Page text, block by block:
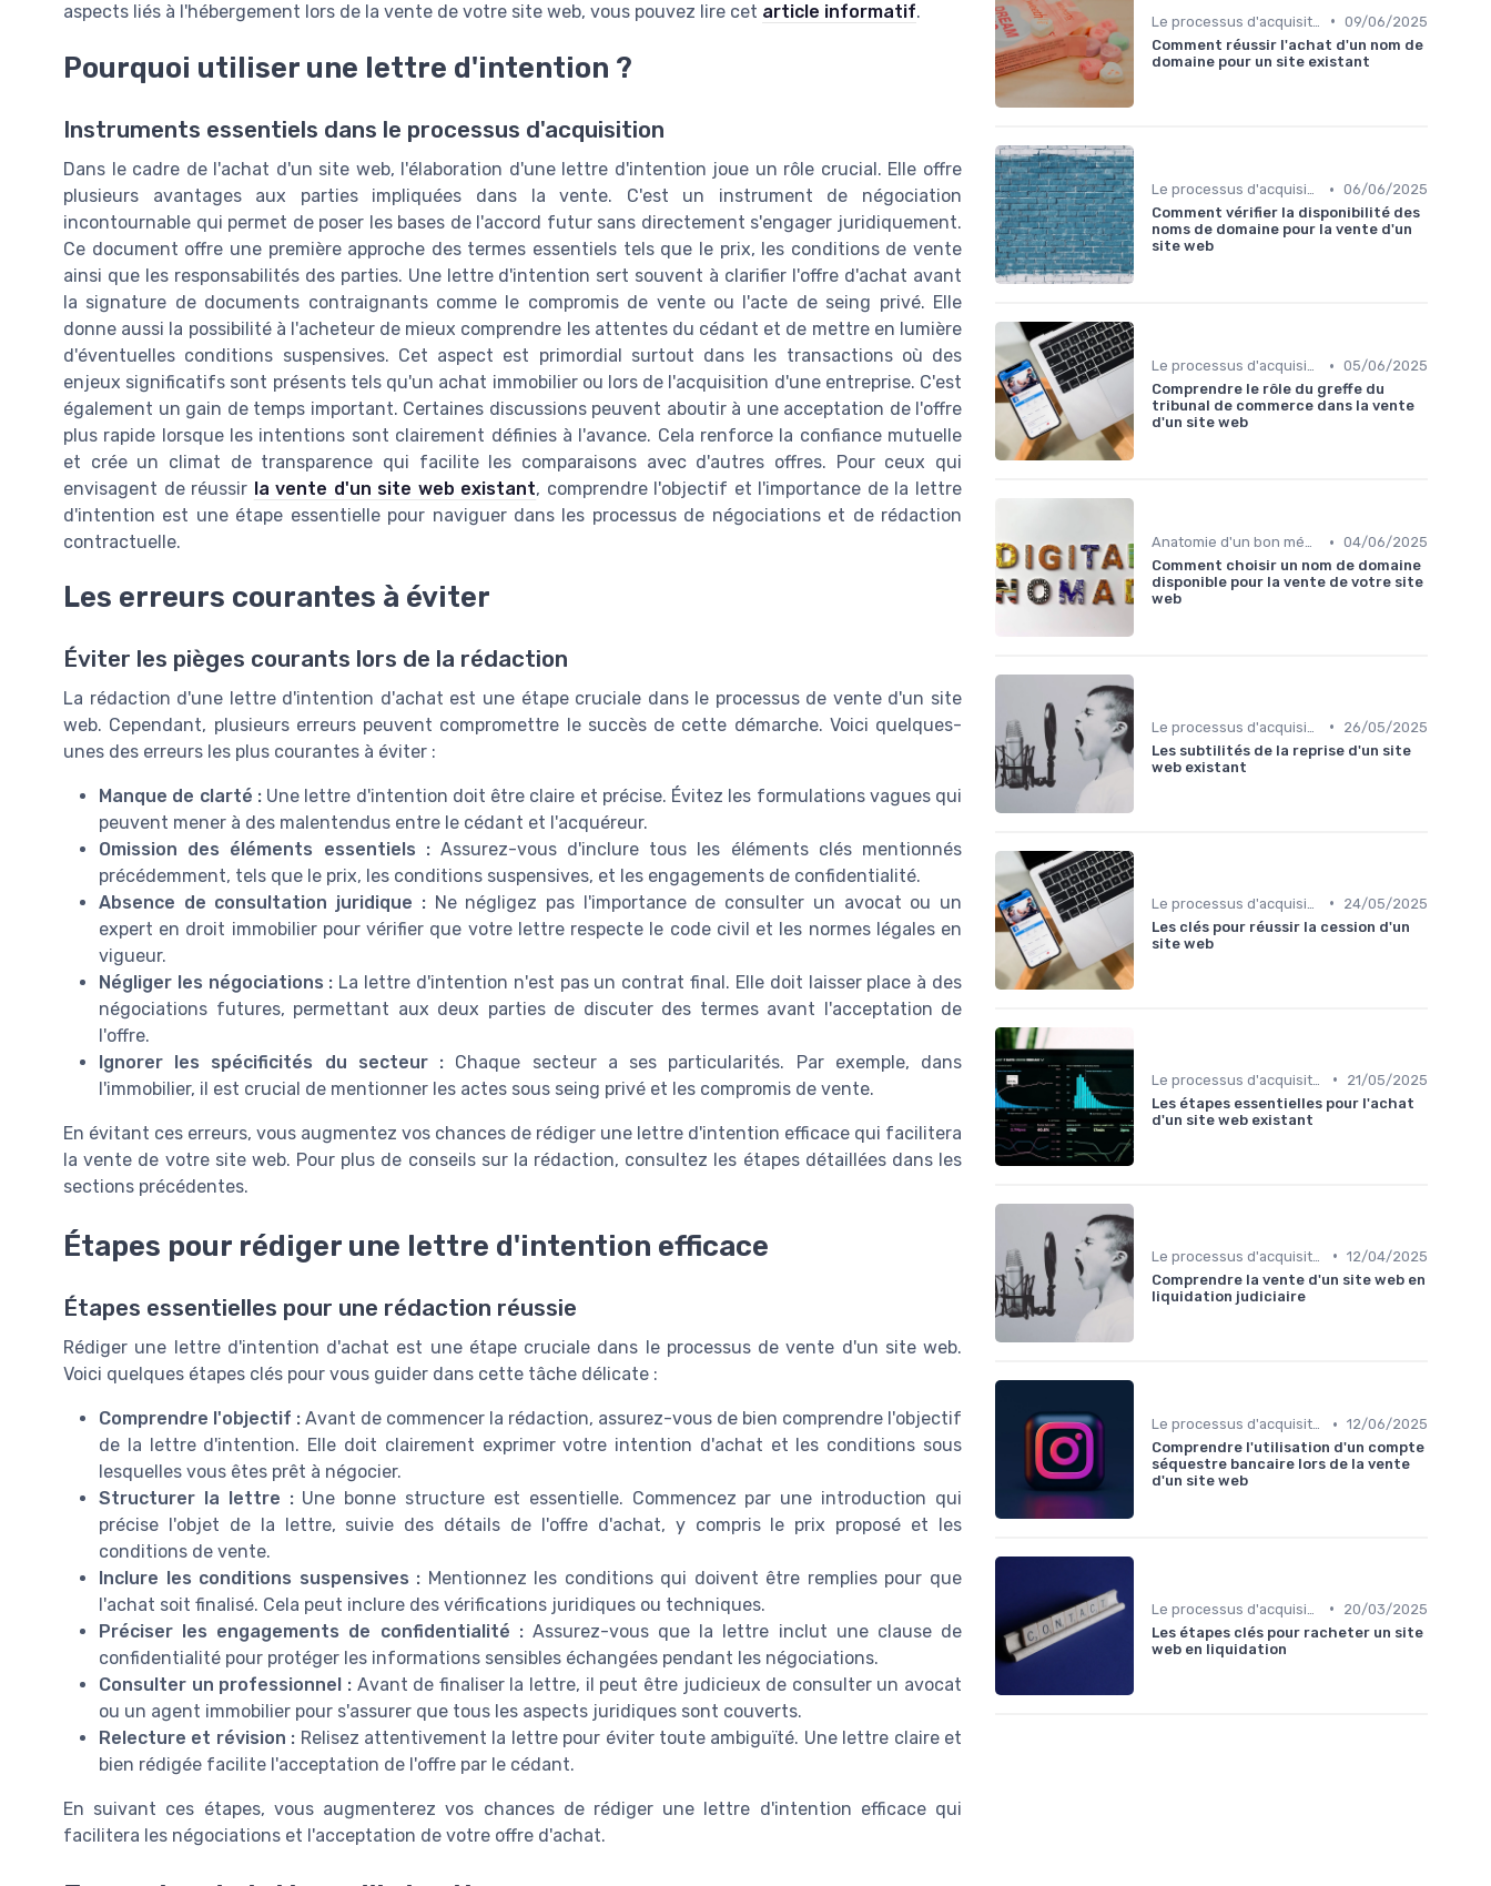
aspects liés à l'hébergement lors de la vente de votre site web, vous pouvez lire cet article informatif.
Pourquoi utiliser une lettre d'intention ?
Instruments essentiels dans le processus d'acquisition
Dans le cadre de l'achat d'un site web, l'élaboration d'une lettre d'intention joue un rôle crucial. Elle offre
plusieurs avantages aux parties impliquées dans la vente. C'est un instrument de négociation
incontournable qui permet de poser les bases de l'accord futur sans directement s'engager juridiquement.
Ce document offre une première approche des termes essentiels tels que le prix, les conditions de vente
ainsi que les responsabilités des parties. Une lettre d'intention sert souvent à clarifier l'offre d'achat avant
la signature de documents contraignants comme le compromis de vente ou l'acte de seing privé. Elle
donne aussi la possibilité à l'acheteur de mieux comprendre les attentes du cédant et de mettre en lumière
d'éventuelles conditions suspensives. Cet aspect est primordial surtout dans les transactions où des
enjeux significatifs sont présents tels qu'un achat immobilier ou lors de l'acquisition d'une entreprise. C'est
également un gain de temps important. Certaines discussions peuvent aboutir à une acceptation de l'offre
plus rapide lorsque les intentions sont clairement définies à l'avance. Cela renforce la confiance mutuelle
et crée un climat de transparence qui facilite les comparaisons avec d'autres offres. Pour ceux qui
envisagent de réussir la vente d'un site web existant, comprendre l'objectif et l'importance de la lettre
d'intention est une étape essentielle pour naviguer dans les processus de négociations et de rédaction
contractuelle.
Les erreurs courantes à éviter
Éviter les pièges courants lors de la rédaction
La rédaction d'une lettre d'intention d'achat est une étape cruciale dans le processus de vente d'un site
web. Cependant, plusieurs erreurs peuvent compromettre le succès de cette démarche. Voici quelques-
unes des erreurs les plus courantes à éviter :
Manque de clarté :Une lettre d'intention doit être claire et précise. Évitez les formulations vagues qui
peuvent mener à des malentendus entre le cédant et l'acquéreur.
Omission des éléments essentiels :Assurez-vous d'inclure tous les éléments clés mentionnés
précédemment, tels que le prix, les conditions suspensives, et les engagements de confidentialité.
Absence de consultation juridique :Ne négligez pas l'importance de consulter un avocat ou un
expert en droit immobilier pour vérifier que votre lettre respecte le code civil et les normes légales en
vigueur.
Négliger les négociations : La lettre d'intention n'est pas un contrat final. Elle doit laisser place à des
négociations futures, permettant aux deux parties de discuter des termes avant l'acceptation de
l'offre.
Ignorer les spécificités du secteur : Chaque secteur a ses particularités. Par exemple, dans
l'immobilier, il est crucial de mentionner les actes sous seing privé et les compromis de vente.
En évitant ces erreurs, vous augmentez vos chances de rédiger une lettre d'intention efficace qui facilitera
la vente de votre site web. Pour plus de conseils sur la rédaction, consultez les étapes détaillées dans les
sections précédentes.
Étapes pour rédiger une lettre d'intention efficace
Étapes essentielles pour une rédaction réussie
Rédiger une lettre d'intention d'achat est une étape cruciale dans le processus de vente d'un site web.
Voici quelques étapes clés pour vous guider dans cette tâche délicate :
Comprendre l'objectif : Avant de commencer la rédaction, assurez-vous de bien comprendre l'objectif
de la lettre d'intention. Elle doit clairement exprimer votre intention d'achat et les conditions sous
lesquelles vous êtes prêt à négocier.
Structurer la lettre :Une bonne structure est essentielle. Commencez par une introduction qui
précise l'objet de la lettre, suivie des détails de l'offre d'achat, y compris le prix proposé et les
conditions de vente.
Inclure les conditions suspensives : Mentionnez les conditions qui doivent être remplies pour que
l'achat soit finalisé. Cela peut inclure des vérifications juridiques ou techniques.
Préciser les engagements de confidentialité :Assurez-vous que la lettre inclut une clause de
confidentialité pour protéger les informations sensibles échangées pendant les négociations.
Consulter un professionnel :Avant de finaliser la lettre, il peut être judicieux de consulter un avocat
ou un agent immobilier pour s'assurer que tous les aspects juridiques sont couverts.
Relecture et révision : Relisez attentivement la lettre pour éviter toute ambiguïté. Une lettre claire et
bien rédigée facilite l'acceptation de l'offre par le cédant.
En suivant ces étapes, vous augmenterez vos chances de rédiger une lettre d'intention efficace qui
facilitera les négociations et l'acceptation de votre offre d'achat.
• 09/06/2025
Comment réussir l'achat d'un nom de
domaine pour un site existant
Le processus d'acquisition • 06/06/2025
Comment vérifier la disponibilité des
noms de domaine pour la vente d'un
site web
Le processus d'acquisition • 05/06/2025
Comprendre le rôle du greffe du
tribunal de commerce dans la vente
d'un site web
Anatomie d'un bon média à reprendre • 04/06/2025
Comment choisir un nom de domaine
disponible pour la vente de votre site
web
•
26/05/2025
Les subtilités de la reprise d'un site
web existant
•
24/05/2025
Les clés pour réussir la cession d'un
site web
•
21/05/2025
Les étapes essentielles pour l'achat
d'un site web existant
• 12/04/2025
Comprendre la vente d'un site web en
liquidation judiciaire
Le processus d'acquisition • 12/06/2025
Comprendre l'utilisation d'un compte
séquestre bancaire lors de la vente
d'un site web
•
20/03/2025
Les étapes clés pour racheter un site
web en liquidation